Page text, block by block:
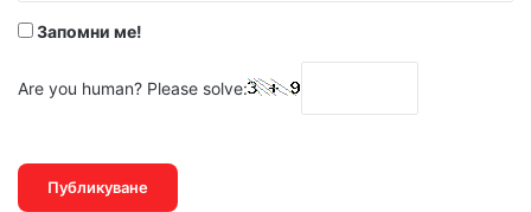
Запомни ме!
Are you human? Please solve: